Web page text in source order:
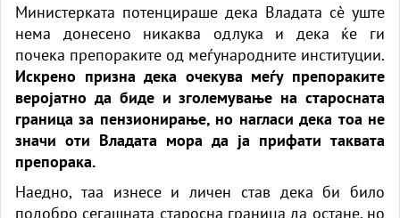
Министерката потенцираше дека Владата сè уште
нема донесено никаква одлука и дека ќе ги
почека препораките од меѓународните институции.
Искрено призна дека очекува меѓу препораките
веројатно да биде и зголемување на старосната
граница за пензионирање, но нагласи дека тоа не
значи оти Владата мора да ја прифати таквата
препорака.
Наедно, таа изнесе и личен став дека би било
подобро сегашната старосна граница да остане, но